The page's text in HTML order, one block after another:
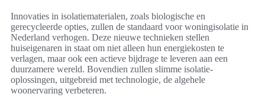
Innovaties in isolatiematerialen, zoals biologische en
gerecycleerde opties, zullen de standaard voor woningisolatie in
Nederland verhogen. Deze nieuwe technieken stellen
huiseigenaren in staat om niet alleen hun energiekosten te
verlagen, maar ook een actieve bijdrage te leveren aan een
duurzamere wereld. Bovendien zullen slimme isolatie-
oplossingen, uitgebreid met technologie, de algehele
woonervaring verbeteren.